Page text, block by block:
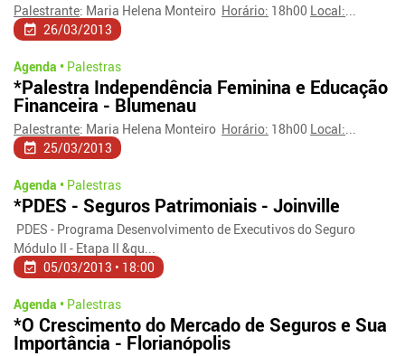
Palestrante: Maria Helena Monteiro Horário: 18h00 Local:...
26/03/2013
Agenda • Palestras
*Palestra Independência Feminina e Educação
Financeira - Blumenau
Palestrante: Maria Helena Monteiro Horário: 18h00 Local:...
25/03/2013
Agenda • Palestras
*PDES - Seguros Patrimoniais - Joinville
PDES - Programa Desenvolvimento de Executivos do Seguro
Módulo II - Etapa II &qu...
05/03/2013 • 18:00
Agenda • Palestras
*O Crescimento do Mercado de Seguros e Sua
Importância - Florianópolis